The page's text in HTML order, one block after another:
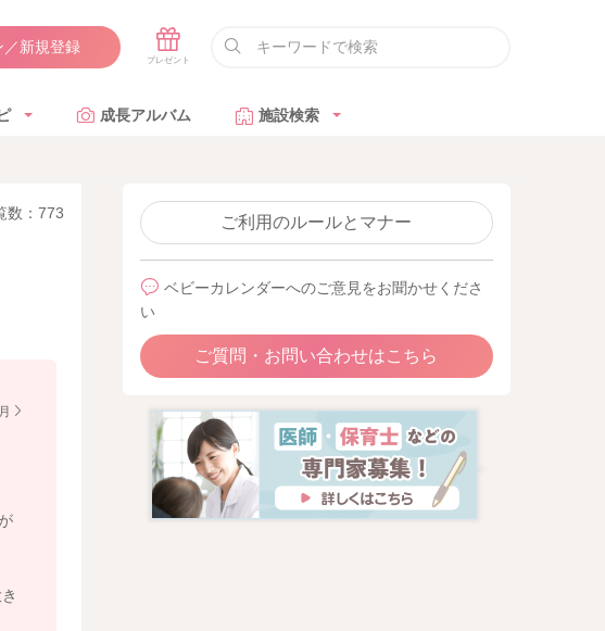
／新規登録
成長アルバム 施設検索
数：773
ご利用のルールとマナー
ベビーカレンダーへのご意見をお聞かせくださ
い
ご質問・お問い合わせはこちら